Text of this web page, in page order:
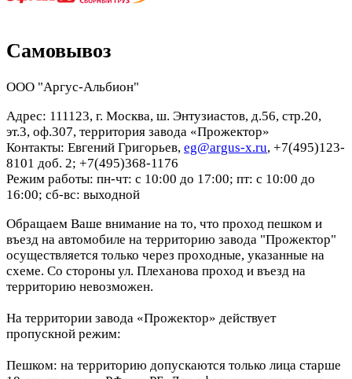
Самовывоз
ООО "Аргус-Альбион"
Адрес: 111123, г. Москва, ш. Энтузиастов, д.56, стр.20,
эт.3, оф.307, территория завода «Прожектор»
Контакты: Евгений Григорьев, eg@argus-x.ru, +7(495)123-
8101 доб. 2; +7(495)368-1176
Режим работы: пн-чт: с 10:00 до 17:00; пт: с 10:00 до
16:00; сб-вс: выходной
Обращаем Ваше внимание на то, что проход пешком и
въезд на автомобиле на территорию завода "Прожектор"
осуществляется только через проходные, указанные на
схеме. Со стороны ул. Плеханова проход и въезд на
территорию невозможен.
На территории завода «Прожектор» действует
пропускной режим:
Пешком: на территорию допускаются только лица старше